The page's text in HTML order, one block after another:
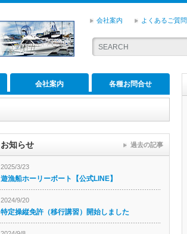
会社案内 よくあるご質問
会社案内 各種お問合せ
お知らせ
2025/3/23
遊漁船ホーリーボート【公式LINE】
2024/9/20
特定操縦免許（移行講習）開始しました
過去の記事